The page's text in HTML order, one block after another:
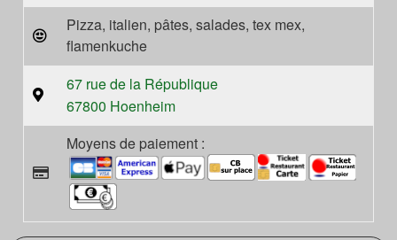
Pizza, italien, pâtes, salades, tex mex,
flamenkuche
67 rue de la République
67800 Hoenheim
Moyens de paiement :